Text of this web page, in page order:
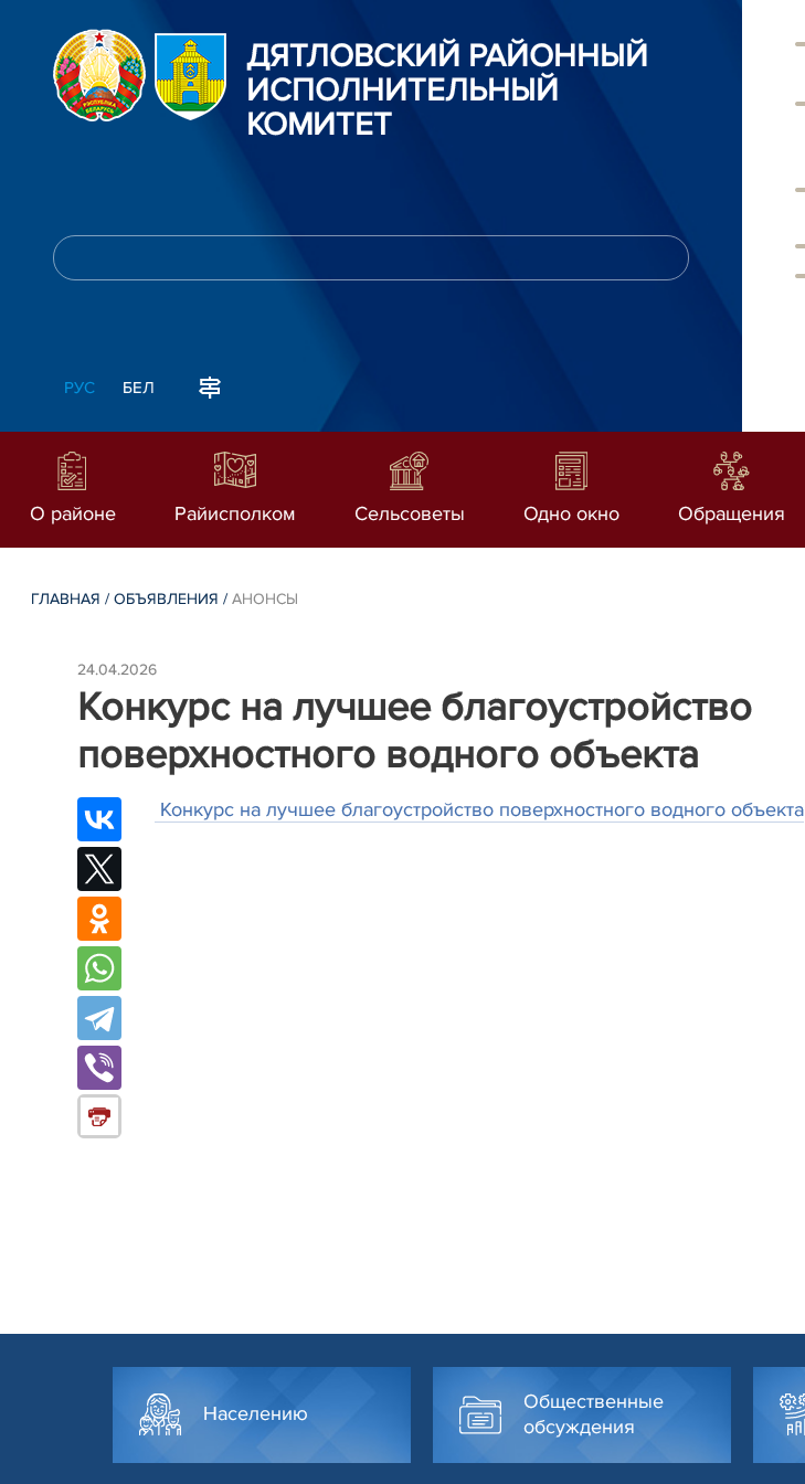
ДЯТЛОВСКИЙ РАЙОННЫЙ
ИСПОЛНИТЕЛЬНЫЙ
КОМИТЕТ
РУС БЕЛ
О районе Райисполком Сельсоветы Одно окно Обращения
ГЛАВНАЯ /ОБЪЯВЛЕНИЯ /АНОНСЫ
24.04.2026
Конкурс на лучшее благоустройство
поверхностного водного объекта
Конкурс на лучшее благоустройство поверхностного водного объекта
Населению
Общественные
обсуждения